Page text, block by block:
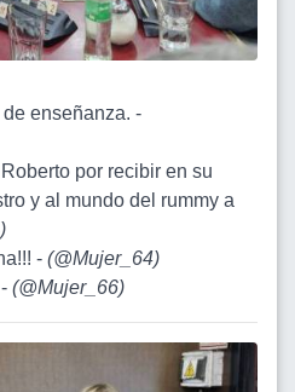
enseñanza. -
por recibir en su
y al mundo del rummy a
)
- (@Mujer_64)
(@Mujer_66)